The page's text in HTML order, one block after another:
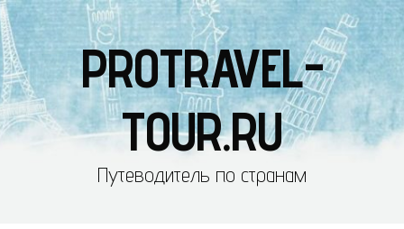
PROTRAVEL-
TOUR.RU
Путеводитель по странам